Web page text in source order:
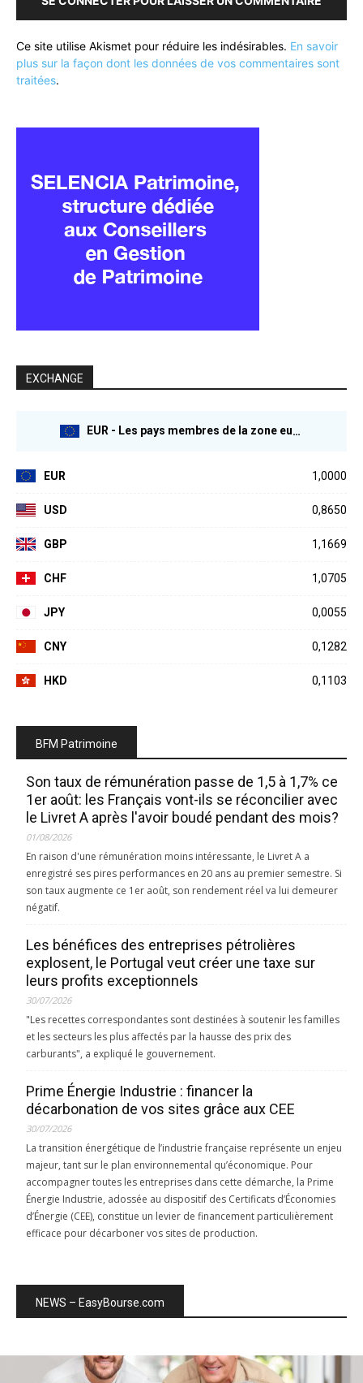
Ce site utilise Akismet pour réduire les indésirables. En savoir
plus sur la façon dont les données de vos commentaires sont
traitées.
EXCHANGE
EUR - Les pays membres de la zone euro
EUR 1,0000
USD 0,8650
GBP 1,1669
CHF 1,0705
JPY 0,0055
CNY 0,1282
HKD 0,1103
BFM Patrimoine
Son taux de rémunération passe de 1,5 à 1,7% ce
1er août: les Français vont-ils se réconcilier avec
le Livret A après l'avoir boudé pendant des mois?
01/08/2026
En raison d'une rémunération moins intéressante, le Livret A a
enregistré ses pires performances en 20 ans au premier semestre. Si
son taux augmente ce 1er août, son rendement réel va lui demeurer
négatif.
Les bénéfices des entreprises pétrolières
explosent, le Portugal veut créer une taxe sur
leurs profits exceptionnels
30/07/2026
"Les recettes correspondantes sont destinées à soutenir les familles
et les secteurs les plus affectés par la hausse des prix des
carburants", a expliqué le gouvernement.
Prime Énergie Industrie : financer la
décarbonation de vos sites grâce aux CEE
30/07/2026
La transition énergétique de l’industrie française représente un enjeu
majeur, tant sur le plan environnemental qu’économique. Pour
accompagner toutes les entreprises dans cette démarche, la Prime
Énergie Industrie, adossée au dispositif des Certificats d’Économies
d’Énergie (CEE), constitue un levier de financement particulièrement
efficace pour décarboner vos sites de production.
NEWS – EasyBourse.com